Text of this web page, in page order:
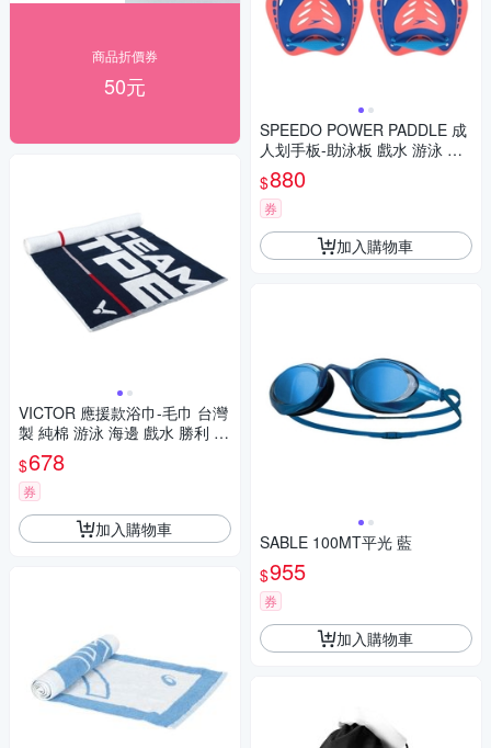
商品折價券
50元
VICTOR 應援款浴巾-毛巾 台灣
製 純棉 游泳 海邊 戲水 勝利 C-
4168 丈青白紅
$678
券
加入購物車
SPEEDO POWER PADDLE 成
人划手板-助泳板 戲水 游泳 訓
練 SD873156F959 藍螢光粉
$880
券
加入購物車
SABLE 100MT平光 藍
$955
券
加入購物車